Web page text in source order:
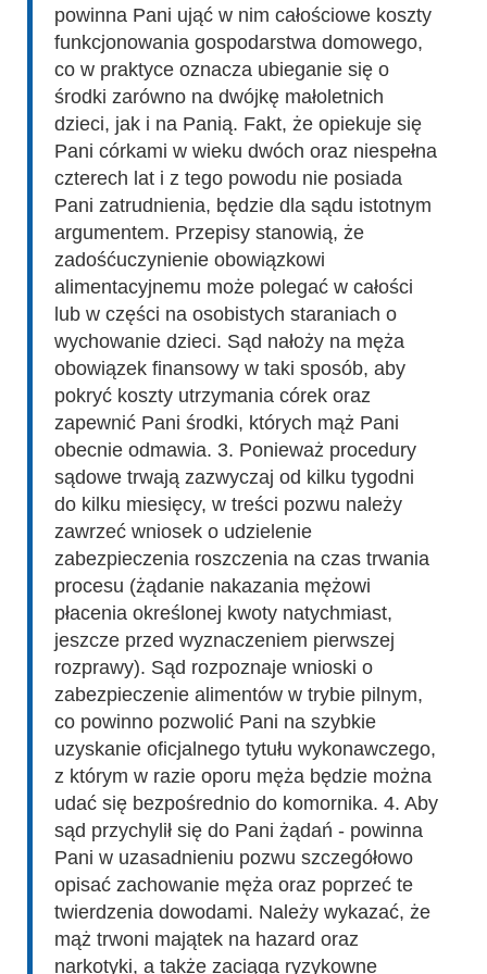
powinna Pani ująć w nim całościowe koszty
funkcjonowania gospodarstwa domowego,
co w praktyce oznacza ubieganie się o
środki zarówno na dwójkę małoletnich
dzieci, jak i na Panią. Fakt, że opiekuje się
Pani córkami w wieku dwóch oraz niespełna
czterech lat i z tego powodu nie posiada
Pani zatrudnienia, będzie dla sądu istotnym
argumentem. Przepisy stanowią, że
zadośćuczynienie obowiązkowi
alimentacyjnemu może polegać w całości
lub w części na osobistych staraniach o
wychowanie dzieci. Sąd nałoży na męża
obowiązek finansowy w taki sposób, aby
pokryć koszty utrzymania córek oraz
zapewnić Pani środki, których mąż Pani
obecnie odmawia. 3. Ponieważ procedury
sądowe trwają zazwyczaj od kilku tygodni
do kilku miesięcy, w treści pozwu należy
zawrzeć wniosek o udzielenie
zabezpieczenia roszczenia na czas trwania
procesu (żądanie nakazania mężowi
płacenia określonej kwoty natychmiast,
jeszcze przed wyznaczeniem pierwszej
rozprawy). Sąd rozpoznaje wnioski o
zabezpieczenie alimentów w trybie pilnym,
co powinno pozwolić Pani na szybkie
uzyskanie oficjalnego tytułu wykonawczego,
z którym w razie oporu męża będzie można
udać się bezpośrednio do komornika. 4. Aby
sąd przychylił się do Pani żądań - powinna
Pani w uzasadnieniu pozwu szczegółowo
opisać zachowanie męża oraz poprzeć te
twierdzenia dowodami. Należy wykazać, że
mąż trwoni majątek na hazard oraz
narkotyki, a także zaciąga ryzykowne